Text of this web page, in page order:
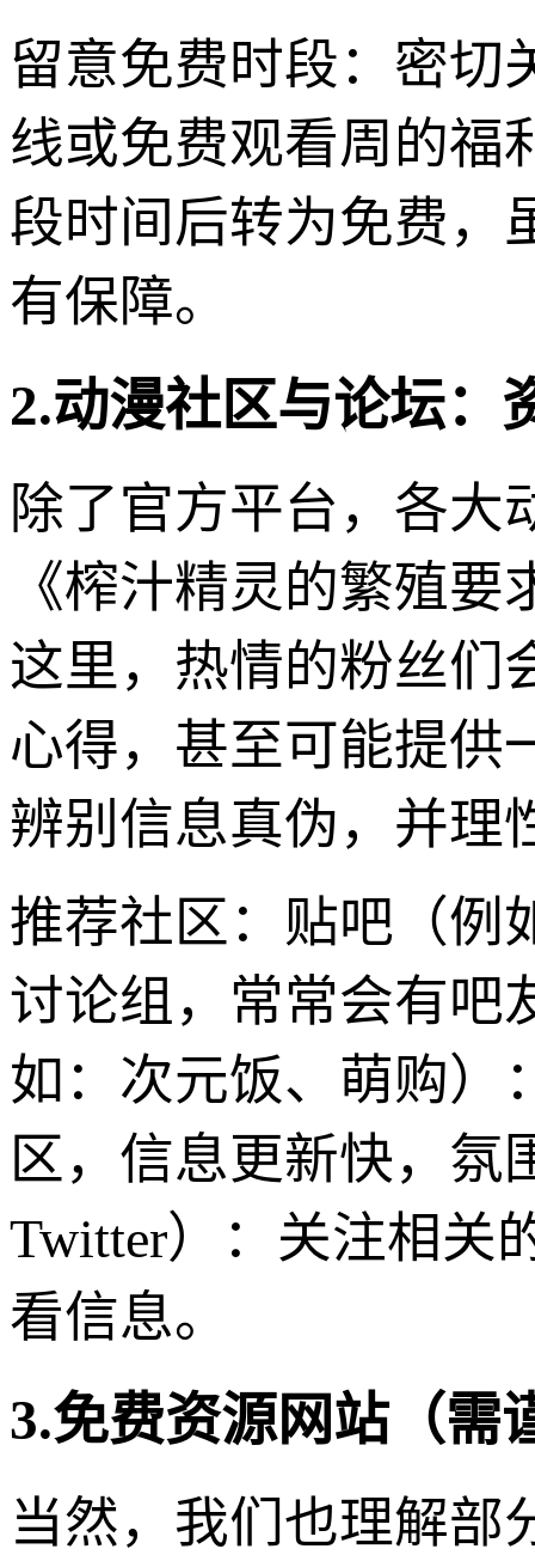
留意免费时段：密切
线或免费观看周的福
段时间后转为免费，
有保障。
2.动漫社区与论坛：
除了官方平台，各大
《榨汁精灵的繁殖
这里，热情的粉丝们
心得，甚至可能提供
辨别信息真伪，并理
推荐社区：贴吧（例
讨论组，常常会有吧
如：次元饭、萌购）
区，信息更新快，氛
Twitter）：关注相关
看信息。
3.免费资源网站（需
当然，我们也理解部